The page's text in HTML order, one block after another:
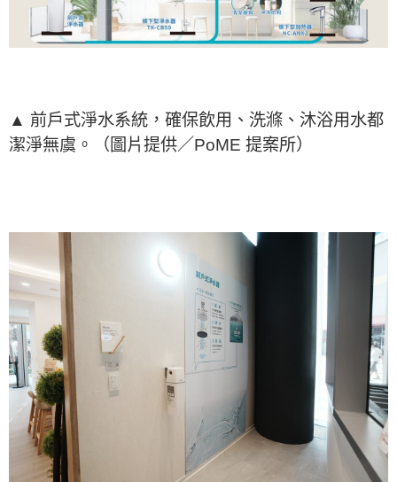
▲ 前戶式淨水系統，確保飲用、洗滌、沐浴用水都
潔淨無虞。（圖片提供／PoME 提案所）